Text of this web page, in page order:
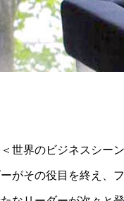
＜世界のビジネスシー
がその役目を終え、